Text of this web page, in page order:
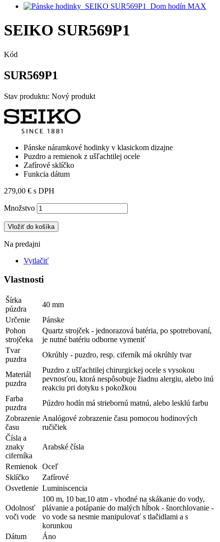
SEIKO SUR569P1
Kód
SUR569P1
Stav produktu: Nový produkt
Pánske náramkové hodinky v klasickom dizajne
Puzdro a remienok z ušľachtilej ocele
Zafírové sklíčko
Funkcia dátum
279,00 € s DPH
Množstvo
Vložiť do košíka
Na predajni
Vytlačiť
Vlastnosti
Šírka
púzdra
40 mm
Určenie
Pánske
Pohon
strojčeka
Quartz strojček - jednorazová batéria, po spotrebovaní,
je nutné batériu odborne vymeniť
Tvar
puzdra
Okrúhly - puzdro, resp. ciferník má okrúhly tvar
Materiál
puzdra
Puzdro z ušľachtilej chirurgickej ocele s vysokou
pevnosťou, ktorá nespôsobuje žiadnu alergiu, alebo inú
reakciu pri dotyku s pokožkou
Farba
puzdra
Púzdro hodín má striebornú matnú, alebo lesklú farbu
Zobrazenie
času
Analógové zobrazenie času pomocou hodinových
ručičiek
Čísla a
znaky
ciferníka
Arabské čísla
Remienok Oceľ
Sklíčko
Zafírové
Osvetlenie Luminiscencia
Odolnosť
voči vode
100 m, 10 bar,10 atm - vhodné na skákanie do vody,
plávanie a potápanie do malých hĺbok - šnorchlovanie -
vo vode sa nesmie manipulovať s tlačidlami a s
korunkou
Dátum
Áno